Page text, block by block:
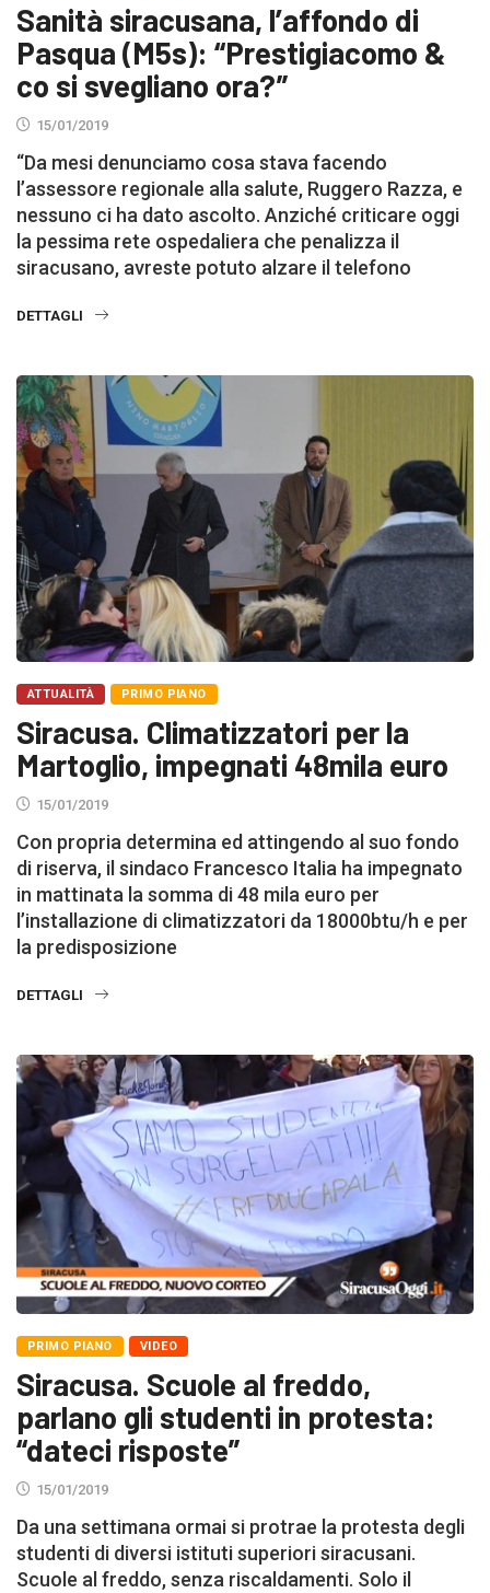
Sanità siracusana, l’affondo di
Pasqua (M5s): “Prestigiacomo &
co si svegliano ora?”
15/01/2019
“Da mesi denunciamo cosa stava facendo
l’assessore regionale alla salute, Ruggero Razza, e
nessuno ci ha dato ascolto. Anziché criticare oggi
la pessima rete ospedaliera che penalizza il
siracusano, avreste potuto alzare il telefono
DETTAGLI
ATTUALITÀ PRIMO PIANO
Siracusa. Climatizzatori per la
Martoglio, impegnati 48mila euro
15/01/2019
Con propria determina ed attingendo al suo fondo
di riserva, il sindaco Francesco Italia ha impegnato
in mattinata la somma di 48 mila euro per
l’installazione di climatizzatori da 18000btu/h e per
la predisposizione
DETTAGLI
PRIMO PIANO VIDEO
Siracusa. Scuole al freddo,
parlano gli studenti in protesta:
“dateci risposte”
15/01/2019
Da una settimana ormai si protrae la protesta degli
studenti di diversi istituti superiori siracusani.
Scuole al freddo, senza riscaldamenti. Solo il